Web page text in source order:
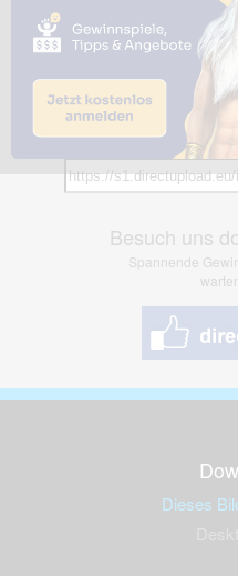
Besuch uns
Spannende
Dieses